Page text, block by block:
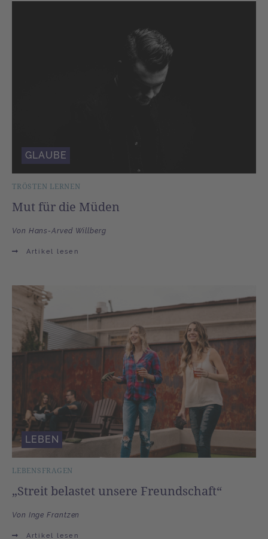
TRÖSTEN LERNEN
Mut für die Müden
Von Hans-Arved Willberg
Artikel lesen
GLAUBE
LEBENSFRAGEN
„Streit belastet unsere Freundschaft“
Von Inge Frantzen
Artikel lesen
LEBEN